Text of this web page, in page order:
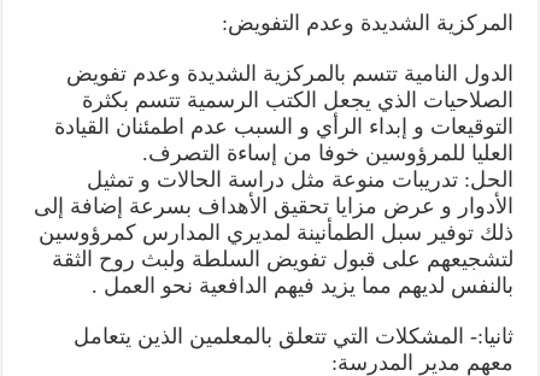
المركزية الشديدة وعدم التفويض:
الدول النامية تتسم بالمركزية الشديدة وعدم تفويض
الصلاحيات الذي يجعل الكتب الرسمية تتسم بكثرة
التوقيعات و إبداء الرأي و السبب عدم اطمئنان القيادة
العليا للمرؤوسين خوفا من إساءة التصرف.
الحل: تدريبات منوعة مثل دراسة الحالات و تمثيل
الأدوار و عرض مزايا تحقيق الأهداف بسرعة إضافة إلى
ذلك توفير سبل الطمأنينة لمديري المدارس كمرؤوسين
لتشجيعهم على قبول تفويض السلطة ولبث روح الثقة
بالنفس لديهم مما يزيد فيهم الدافعية نحو العمل .
ثانيا:- المشكلات التي تتعلق بالمعلمين الذين يتعامل
معهم مدير المدرسة: